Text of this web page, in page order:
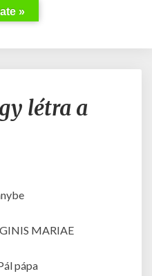
egy
létra a
MARIAE
pápa
»